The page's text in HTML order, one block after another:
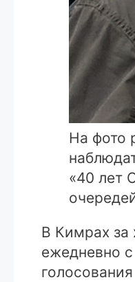
На фото
«40 лет
В Кимрах за
ежедневно